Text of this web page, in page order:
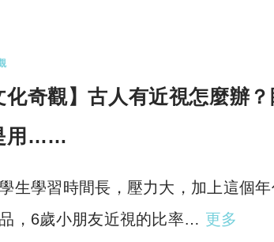
化奇觀】古人有近視怎麼辦
用……
生學習時間長，壓力大，加上這個
，6歲小朋友近視的比率… 更多